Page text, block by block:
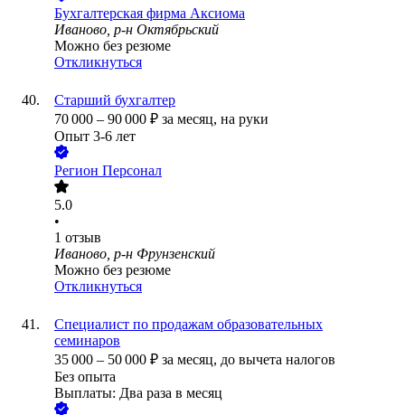
Бухгалтерская фирма Аксиома
Иваново, р-н Октябрьский
Можно без резюме
Откликнуться
Старший бухгалтер
70 000 – 90 000 ₽ за месяц, на руки
Опыт 3-6 лет
Регион Персонал
5.0
•
1 отзыв
Иваново, р-н Фрунзенский
Можно без резюме
Откликнуться
Специалист по продажам образовательных
семинаров
35 000 – 50 000 ₽ за месяц, до вычета налогов
Без опыта
Выплаты: Два раза в месяц